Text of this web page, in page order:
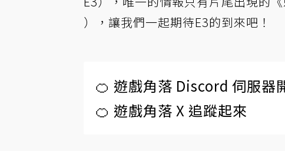
），讓我們一起期待E3的到來吧！
🍊 遊戲角落 Discord 伺服器
🍊 遊戲角落 X 追蹤起來